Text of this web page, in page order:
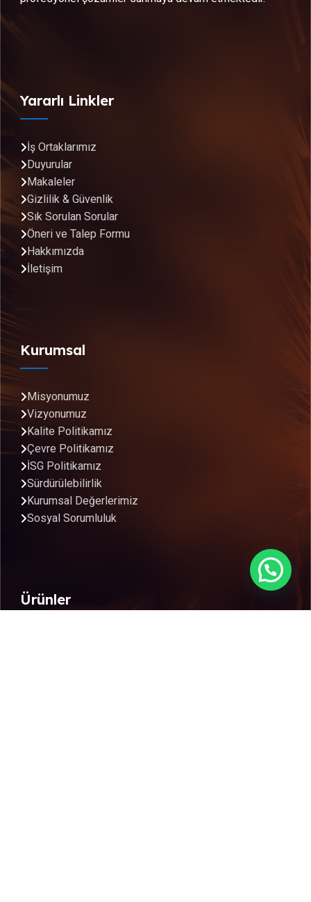
Yararlı Linkler
İş Ortaklarımız
Duyurular
Makaleler
Gizlilik & Güvenlik
Sık Sorulan Sorular
Öneri ve Talep Formu
Hakkımızda
İletişim
Kurumsal
Misyonumuz
Vizyonumuz
Kalite Politikamız
Çevre Politikamız
İSG Politikamız
Sürdürülebilirlik
Kurumsal Değerlerimiz
Sosyal Sorumluluk
Ürünler